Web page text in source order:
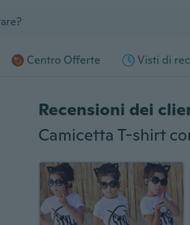
Centro Offerte Visti di
Recensioni dei